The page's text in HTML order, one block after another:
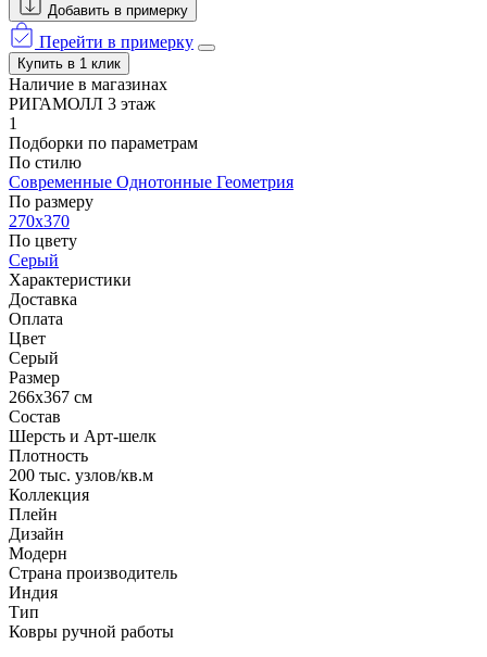
Добавить в примерку
Перейти в примерку
Купить в 1 клик
Наличие в магазинах
РИГАМОЛЛ 3 этаж
1
Подборки по параметрам
По стилю
Современные Однотонные Геометрия
По размеру
270x370
По цвету
Серый
Характеристики
Доставка
Оплата
Цвет
Серый
Размер
266x367 см
Состав
Шерсть и Арт-шелк
Плотность
200 тыс. узлов/кв.м
Коллекция
Плейн
Дизайн
Модерн
Страна производитель
Индия
Тип
Ковры ручной работы